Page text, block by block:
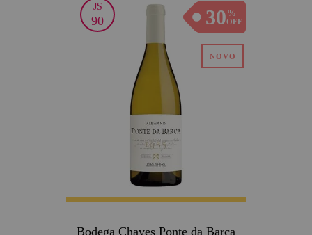
30
JS
90
Bodega Chaves Ponte da Barca